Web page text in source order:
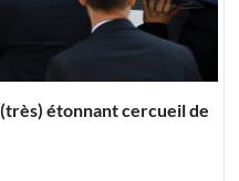
étonnant cercueil de